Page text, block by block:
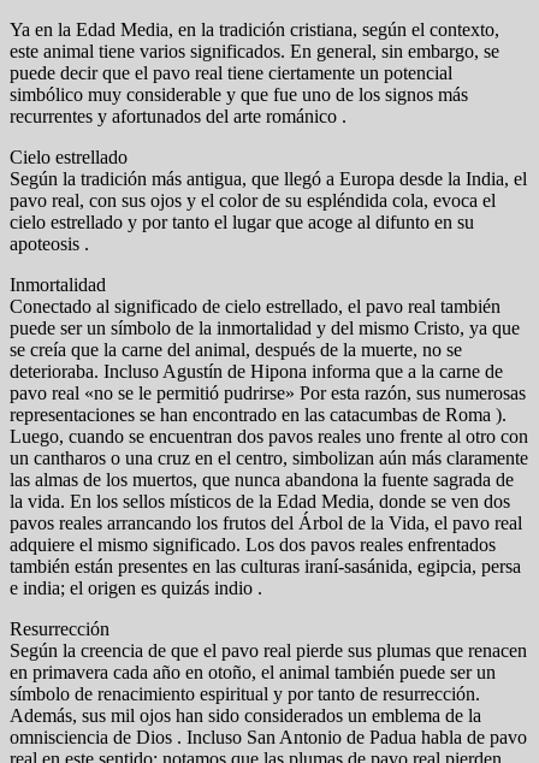
Ya en la Edad Media, en la tradición cristiana, según el contexto,
este animal tiene varios significados. En general, sin embargo, se
puede decir que el pavo real tiene ciertamente un potencial
simbólico muy considerable y que fue uno de los signos más
recurrentes y afortunados del arte románico .
Cielo estrellado
Según la tradición más antigua, que llegó a Europa desde la India, el
pavo real, con sus ojos y el color de su espléndida cola, evoca el
cielo estrellado y por tanto el lugar que acoge al difunto en su
apoteosis .
Inmortalidad
Conectado al significado de cielo estrellado, el pavo real también
puede ser un símbolo de la inmortalidad y del mismo Cristo, ya que
se creía que la carne del animal, después de la muerte, no se
deterioraba. Incluso Agustín de Hipona informa que a la carne de
pavo real «no se le permitió pudrirse» Por esta razón, sus numerosas
representaciones se han encontrado en las catacumbas de Roma ).
Luego, cuando se encuentran dos pavos reales uno frente al otro con
un cantharos o una cruz en el centro, simbolizan aún más claramente
las almas de los muertos, que nunca abandona la fuente sagrada de
la vida. En los sellos místicos de la Edad Media, donde se ven dos
pavos reales arrancando los frutos del Árbol de la Vida, el pavo real
adquiere el mismo significado. Los dos pavos reales enfrentados
también están presentes en las culturas iraní-sasánida, egipcia, persa
e india; el origen es quizás indio .
Resurrección
Según la creencia de que el pavo real pierde sus plumas que renacen
en primavera cada año en otoño, el animal también puede ser un
símbolo de renacimiento espiritual y por tanto de resurrección.
Además, sus mil ojos han sido considerados un emblema de la
omnisciencia de Dios . Incluso San Antonio de Padua habla de pavo
real en este sentido: notamos que las plumas de pavo real pierden